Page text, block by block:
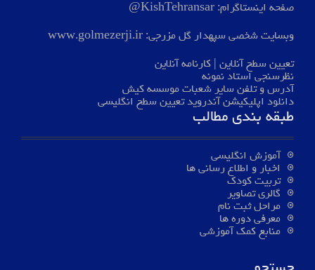
صفحه اینستاگرام: KishTehransar@
وبسایت شخصی سپهدار گل مزرجی: www.golmezerji.ir
تعیین سطح آنلاین
کارنامه آنلاین
نظرسنجی استاد نمونه
آدرس و تلفن سایر شعبات موسسه کیش
دانلود اپلیکیشن آندروید تعیین سطح انگلیسی
طبقه بندی مطالب
آموزش انگلیسی
اخبار و اطلاع رسانی ها
تربیت کودک
گالری تصاویر
مراحل ثبت نام
معرفی دوره ها
منابع کمک آموزشی